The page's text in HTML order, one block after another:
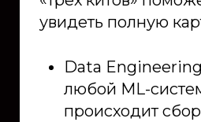
увидеть полную
Data
любой ML-
происходит